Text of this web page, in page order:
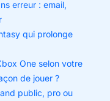
erreur : email,
qui prolonge
One selon votre
de jouer ?
public, pro ou